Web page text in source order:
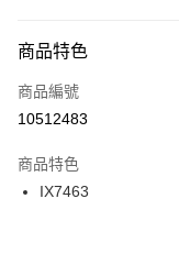
３．安心：先確認商品／
【「AFTEE先享後付」結
１．於結帳方式選擇「
２．訂單成立數日內，您
３．收到繳費通知簡訊後
ATM／網路銀行／等多元
每筆NT$100，滿
宅配
每筆NT$100，滿
付款後門市自取
每筆NT$100，滿
商品特色
商品編號
10512483
商品特色
IX7463